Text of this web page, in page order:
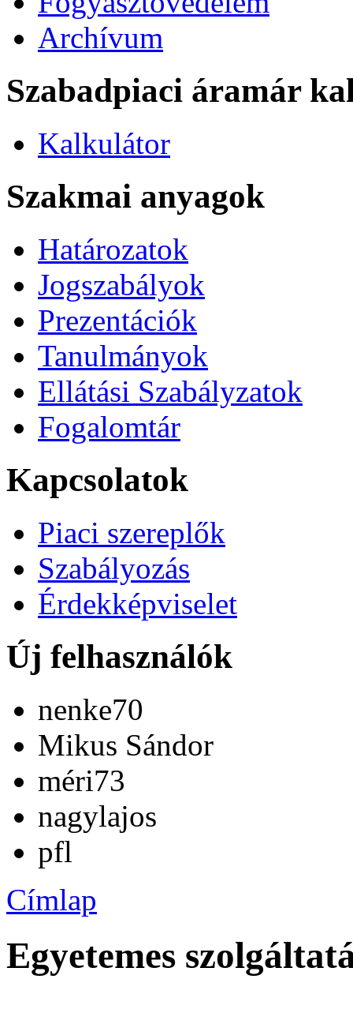
Archívum
Szabadpiaci áramár
Kalkulátor
Szakmai anyagok
Határozatok
Jogszabályok
Prezentációk
Tanulmányok
Ellátási Szabályzatok
Fogalomtár
Kapcsolatok
Piaci szereplők
Szabályozás
Érdekképviselet
Új felhasználók
nenke70
Mikus Sándor
méri73
nagylajos
pfl
Címlap
Egyetemes